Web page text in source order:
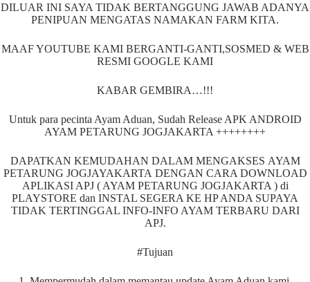
DILUAR INI SAYA TIDAK BERTANGGUNG JAWAB ADANYA
PENIPUAN MENGATAS NAMAKAN FARM KITA.
MAAF YOUTUBE KAMI BERGANTI-GANTI,SOSMED & WEB
RESMI GOOGLE KAMI
KABAR GEMBIRA…!!!
Untuk para pecinta Ayam Aduan, Sudah Release APK ANDROID
AYAM PETARUNG JOGJAKARTA ++++++++
DAPATKAN KEMUDAHAN DALAM MENGAKSES AYAM
PETARUNG JOGJAYAKARTA DENGAN CARA DOWNLOAD
APLIKASI APJ ( AYAM PETARUNG JOGJAKARTA ) di
PLAYSTORE dan INSTAL SEGERA KE HP ANDA SUPAYA
TIDAK TERTINGGAL INFO-INFO AYAM TERBARU DARI
APJ.
#Tujuan